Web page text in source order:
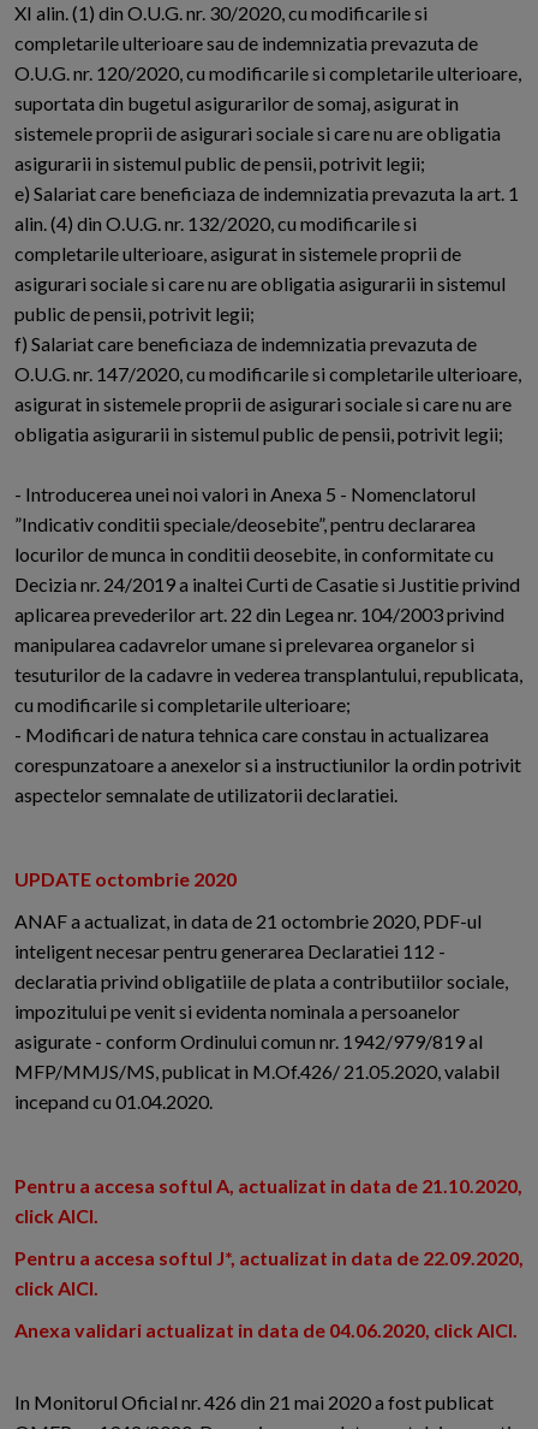
XI alin. (1) din O.U.G. nr. 30/2020, cu modificarile si
completarile ulterioare sau de indemnizatia prevazuta de
O.U.G. nr. 120/2020, cu modificarile si completarile ulterioare,
suportata din bugetul asigurarilor de somaj, asigurat in
sistemele proprii de asigurari sociale si care nu are obligatia
asigurarii in sistemul public de pensii, potrivit legii;
e) Salariat care beneficiaza de indemnizatia prevazuta la art. 1
alin. (4) din O.U.G. nr. 132/2020, cu modificarile si
completarile ulterioare, asigurat in sistemele proprii de
asigurari sociale si care nu are obligatia asigurarii in sistemul
public de pensii, potrivit legii;
f) Salariat care beneficiaza de indemnizatia prevazuta de
O.U.G. nr. 147/2020, cu modificarile si completarile ulterioare,
asigurat in sistemele proprii de asigurari sociale si care nu are
obligatia asigurarii in sistemul public de pensii, potrivit legii;
- Introducerea unei noi valori in Anexa 5 - Nomenclatorul
”Indicativ conditii speciale/deosebite”, pentru declararea
locurilor de munca in conditii deosebite, in conformitate cu
Decizia nr. 24/2019 a inaltei Curti de Casatie si Justitie privind
aplicarea prevederilor art. 22 din Legea nr. 104/2003 privind
manipularea cadavrelor umane si prelevarea organelor si
tesuturilor de la cadavre in vederea transplantului, republicata,
cu modificarile si completarile ulterioare;
- Modificari de natura tehnica care constau in actualizarea
corespunzatoare a anexelor si a instructiunilor la ordin potrivit
aspectelor semnalate de utilizatorii declaratiei.
UPDATE octombrie 2020
ANAF a actualizat, in data de 21 octombrie 2020, PDF-ul
inteligent necesar pentru generarea Declaratiei 112 -
declaratia privind obligatiile de plata a contributiilor sociale,
impozitului pe venit si evidenta nominala a persoanelor
asigurate - conform Ordinului comun nr. 1942/979/819 al
MFP/MMJS/MS, publicat in M.Of.426/ 21.05.2020, valabil
incepand cu 01.04.2020.
Pentru a accesa softul A, actualizat in data de 21.10.2020,
click AICI.
Pentru a accesa softul J*, actualizat in data de 22.09.2020,
click AICI.
Anexa validari actualizat in data de 04.06.2020, click AICI.
In Monitorul Oficial nr. 426 din 21 mai 2020 a fost publicat